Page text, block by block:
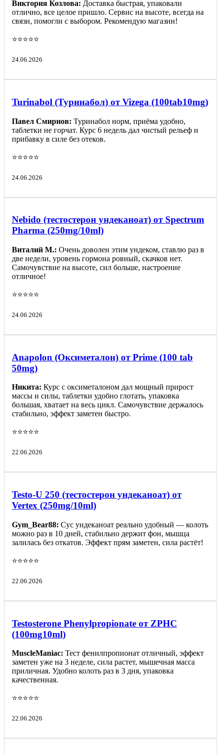
Виктория Козлова: Доставка быстрая, упаковали
отлично, все целое пришло. Сервис на высоте, всегда на
связи, помогли с выбором. Рекомендую магазин!
⭐️⭐️⭐️⭐️⭐️
24.06.2026
Turinabol (Туринабол) от Vizega (100tab10mg)
Павел Смирнов: Туринабол норм, приёма удобно,
таблетки не горчат. Курс 6 недель дал чистый рельеф и
прибавку в силе без отеков.
⭐️⭐️⭐️⭐️⭐️
24.06.2026
Nebido (тестостерон ундеканоат) от Spectrum
Pharma (250mg/10ml)
Виталий М.: Очень доволен этим ундеком, ставлю раз в
две недели, уровень гормона ровный, скачков нет.
Самочувствие на высоте, сил больше, настроение
отличное!
⭐️⭐️⭐️⭐️⭐️
24.06.2026
Anapolon (Оксиметалон) от Prime (100 tab
50mg)
Никита: Курс с оксиметалоном дал мощный прирост
массы и силы, таблетки удобно глотать, упаковка
большая, хватает на весь цикл. Самочувствие держалось
стабильно, эффект заметен быстро.
⭐️⭐️⭐️⭐️⭐️
22.06.2026
Testo-U 250 (тестостерон ундеканоат) от
Vertex (250mg/10ml)
Gym_Bear88: Сус ундеканоат реально удобный — колоть
можно раз в 10 дней, стабильно держит фон, мышца
залилась без откатов. Эффект прям заметен, сила растёт!
⭐️⭐️⭐️⭐️⭐️
22.06.2026
Testosterone Phenylpropionate от ZPHC
(100mg10ml)
MuscleManiac: Тест фенилпропионат отличный, эффект
заметен уже на 3 неделе, сила растет, мышечная масса
приличная. Удобно колоть раз в 3 дня, упаковка
качественная.
⭐️⭐️⭐️⭐️⭐️
22.06.2026